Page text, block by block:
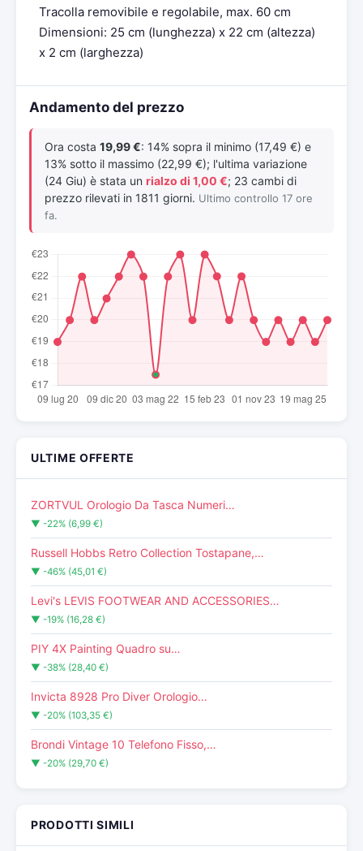
Tracolla removibile e regolabile, max. 60 cm
Dimensioni: 25 cm (lunghezza) x 22 cm (altezza)
x 2 cm (larghezza)
Andamento del prezzo
Ora costa 19,99 €: 14% sopra il minimo (17,49 €) e
13% sotto il massimo (22,99 €); l'ultima variazione
(24 Giu) è stata un rialzo di 1,00 €; 23 cambi di
prezzo rilevati in 1811 giorni. Ultimo controllo 17 ore
fa.
ULTIME OFFERTE
ZORTVUL Orologio Da Tasca Numeri…
▼ -22% (6,99 €)
Russell Hobbs Retro Collection Tostapane,…
▼ -46% (45,01 €)
Levi's LEVIS FOOTWEAR AND ACCESSORIES…
▼ -19% (16,28 €)
PIY 4X Painting Quadro su…
▼ -38% (28,40 €)
Invicta 8928 Pro Diver Orologio…
▼ -20% (103,35 €)
Brondi Vintage 10 Telefono Fisso,…
▼ -20% (29,70 €)
PRODOTTI SIMILI